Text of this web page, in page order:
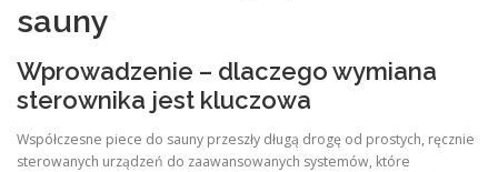
sauny
Wprowadzenie – dlaczego wymiana
sterownika jest kluczowa
Współczesne piece do sauny przeszły długą drogę od prostych, ręcznie
sterowanych urządzeń do zaawansowanych systemów, które